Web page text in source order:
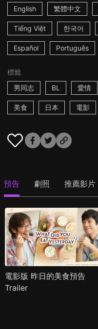
English
繁體中文
Tiếng Việt 한국어
Español Português
標籤
男同志
BL 愛情
美食 日本 電影
預告 劇照 推薦影片
電影版 昨日的美食預告
Trailer